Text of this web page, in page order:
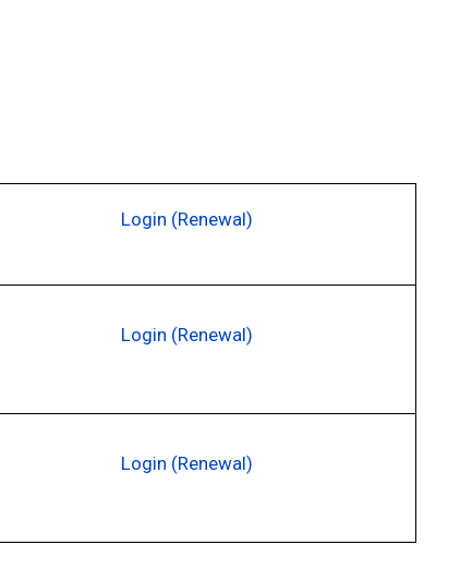
Login (Renewal)
Login (Renewal)
Login (Renewal)